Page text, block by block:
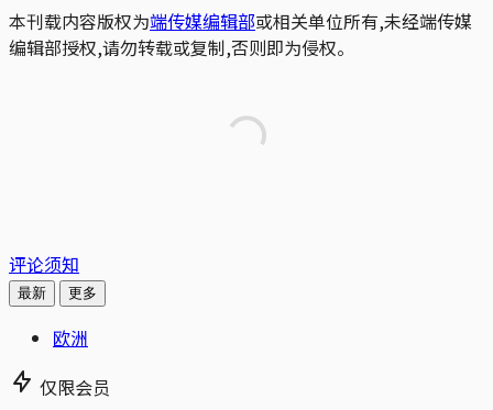
本刊载内容版权为端传媒编辑部或相关单位所有,未经端传媒
编辑部授权,请勿转载或复制,否则即为侵权。
评论须知
最新 更多
欧洲
仅限会员